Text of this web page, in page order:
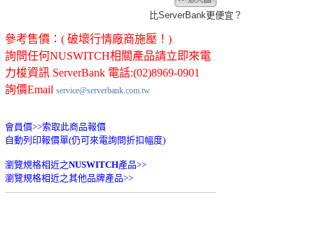
比ServerBank更便宜？
參考售價：( 破壞行情廠商施壓！)
詢問任何NUSWITCH相關產品請立即來電
力梭資訊 ServerBank 電話:(02)8969-0901
詢價Email service@serverbank.com.tw
會員價>>索取此商品報價
自動列印報價單(仍可來電詢問折扣幅度)
瀏覽規格相近之NUSWITCH產品>>
瀏覽規格相近之其他品牌產品>>